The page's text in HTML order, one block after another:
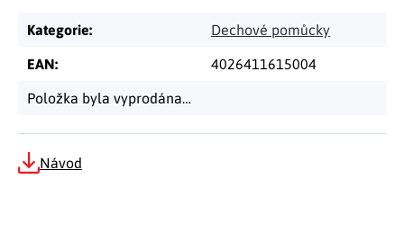
Kategorie: Dechové pomůcky
EAN: 4026411615004
Položka byla vyprodána…
Návod